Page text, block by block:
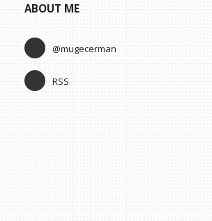
ABOUT ME
@mugecerman
RSS